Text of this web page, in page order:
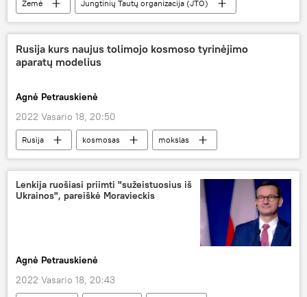
Žemė
Jungtinių Tautų organizacija (JTO)
klimato kaita
Visuomenė
Rusija kurs naujus tolimojo kosmoso tyrinėjimo
aparatų modelius
Agnė Petrauskienė
2022 Vasario 18, 20:50
Rusija kosmosas
mokslas
erdvėlaivis
Lenkija ruošiasi priimti "sužeistuosius iš
Ukrainos", pareiškė Moravieckis
Agnė Petrauskienė
2022 Vasario 18, 20:43